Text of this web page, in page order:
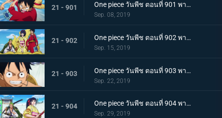
21 - 901 One piece วันพีช ตอนที่ 901 พากย์ไทย บุกรังของศัตรู เมืองบาคุระที่เต็มไปด้วยเจ้าหน้าที่รัฐ!
Sep. 08, 2019
21 - 902 One piece วันพีช ตอนที่ 902 พากย์ไทย โยโกสุนะออกโรง อุราชิมะผู้ไร้เทียมทานผู้หมายปองโออิคุ!
Sep. 15, 2019
21 - 903 One piece วันพีช ตอนที่ 903 พากย์ไทย ตัดสินผลซูโม่ หมวกฟาง vs โยโกสุนะสุดแกร่ง!
Sep. 22, 2019
21 - 904 One piece วันพีช ตอนที่ 904 พากย์ไทย ลูฟี่เดือดจัด ช่วยทามะจากอันตราย!
Sep. 29, 2019